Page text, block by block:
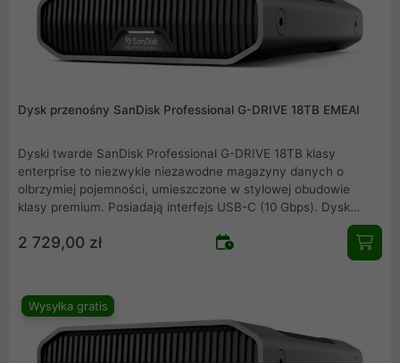
płyt montażowych lub innych sprzętów wymaganych podczas
Dysk przenośny SanDisk Professional G-DRIVE 18TB EMEAI
Dyski twarde SanDisk Professional G-DRIVE 18TB klasy
enterprise to niezwykle niezawodne magazyny danych o
olbrzymiej pojemności, umieszczone w stylowej obudowie
klasy premium. Posiadają interfejs USB-C (10 Gbps). Dysk
Ultrastar 7200 obr./min odznacza się niezwykłą wydajnością do
270 MB/s odczytu i 270 MB/s zapisu. Jest idealny do szybkiego
tworzenia kopii zapasowych i zapewnia dostęp do Twoich
anodyzowanego aluminium obudowa z możliwością piętrowego
ustawiania zapewnia najwyższą trwałość oraz jest wyposażona
w uchwyty umożliwiające podłączanie do wózków filmowych,
płyt montażowych lub innych sprzętów wymaganych podczas
2 729,00 zł
Wysyłka gratis